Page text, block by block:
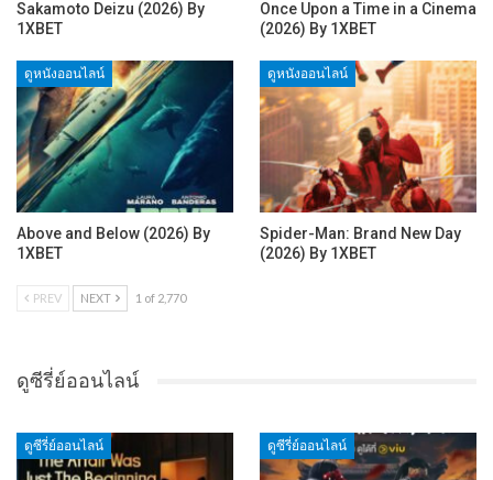
Sakamoto Deizu (2026) By
1XBET
Once Upon a Time in a Cinema
(2026) By 1XBET
ดูหนังออนไลน์
Above and Below (2026) By
1XBET
ดูหนังออนไลน์
Spider-Man: Brand New Day
(2026) By 1XBET
PREV NEXT 1 of 2,770
ดูซีรี่ย์ออนไลน์
ดูซีรี่ย์ออนไลน์ ดูซีรี่ย์ออนไลน์